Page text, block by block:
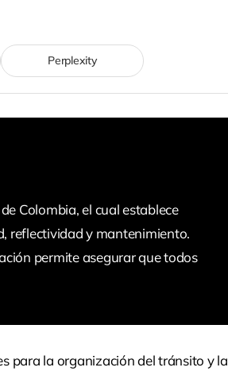
Perplexity
Colombia, el cual establece
reflectividad y mantenimiento.
permite asegurar que todos
para la organización del tránsito y la